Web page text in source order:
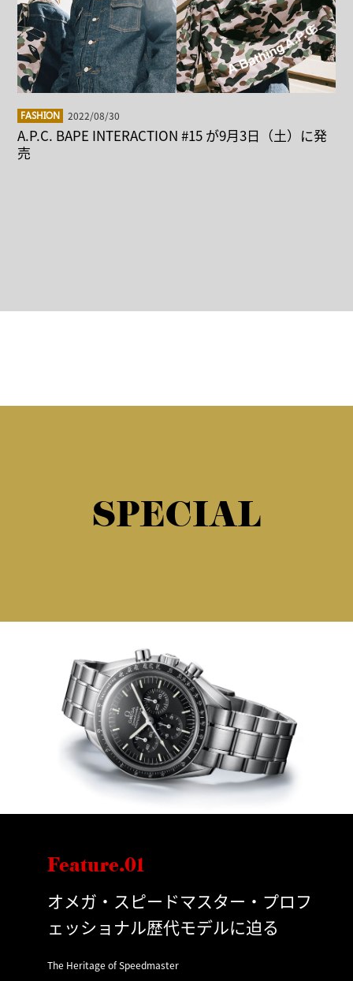
FASHION 2022/08/30
A.P.C. BAPE INTERACTION #15 が9月3日（土）に発
売
SPECIAL
Feature.01
オメガ・スピードマスター・プロフ
ェッショナル歴代モデルに迫る
The Heritage of Speedmaster